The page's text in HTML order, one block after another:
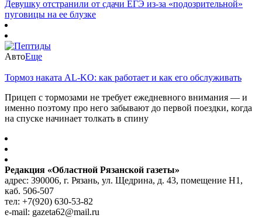
Девушку отстранили от сдачи ЕГЭ из-за «подозрительной»
пуговицы на ее блузке
АвтоЕще
Тормоз наката AL-KO: как работает и как его обслуживать
Прицеп с тормозами не требует ежедневного внимания — и
именно поэтому про него забывают до первой поездки, когда
на спуске начинает толкать в спину
Редакция «Областной Рязанской газеты»
адрес: 390006, г. Рязань, ул. Щедрина, д. 43, помещение Н1,
каб. 506-507
тел: +7(920) 630-53-82
e-mail: gazeta62@mail.ru